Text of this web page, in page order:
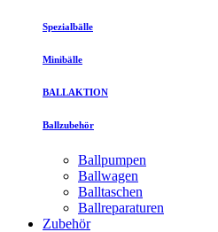
Spezialbälle
Minibälle
BALLAKTION
Ballzubehör
Ballpumpen
Ballwagen
Balltaschen
Ballreparaturen
Zubehör